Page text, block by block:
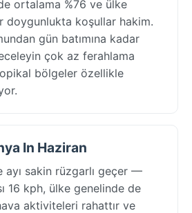
ortalama %76 ve ülke
doygunlukta koşullar hakim.
gün batımına kadar
çok az ferahlama
bölgeler özellikle
In Haziran
ayı sakin rüzgarlı geçer —
16 kph, ülke genelinde de
aktiviteleri rahattır ve